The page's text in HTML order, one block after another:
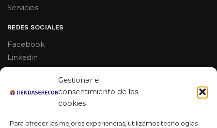
Gestionar el
consentimiento de las
cookies
Para ofrecer las mejores experiencias, utilizamos tecnologías
Servicios
REDES SOCIALES
Facebook
Linkedin
Youtube
MAS DE 50 RESEÑAS